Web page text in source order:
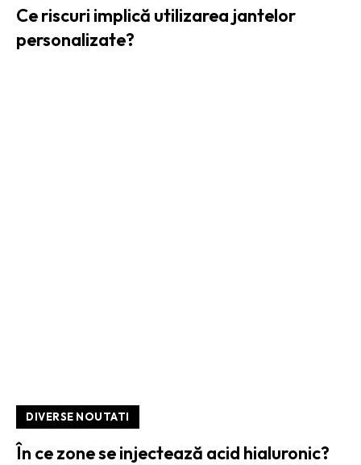
Ce riscuri implică utilizarea jantelor
personalizate?
DIVERSE NOUTATI
În ce zone se injectează acid hialuronic?